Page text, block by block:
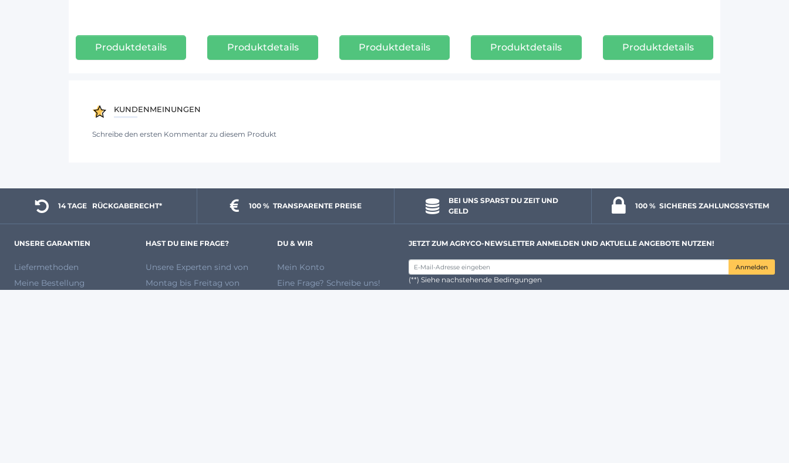
Produktdetails Produktdetails Produktdetails Produktdetails Produktdetails
KUNDENMEINUNGEN
Schreibe den ersten Kommentar zu diesem Produkt
14 TAGE
  RÜCKGABERECHT*
100 % TRANSPARENTE PREISE
BEI UNS SPARST DU ZEIT UND
GELD
100 % SICHERES ZAHLUNGSSYSTEM
UNSERE GARANTIEN
Liefermethoden
Meine Bestellung
HAST DU EINE FRAGE?
Unsere Experten sind von
Montag bis Freitag von
DU & WIR
Mein Konto
Eine Frage? Schreibe uns!
JETZT ZUM AGRYCO-NEWSLETTER ANMELDEN UND AKTUELLE ANGEBOTE NUTZEN!
Anmelden
(**) Siehe nachstehende Bedingungen